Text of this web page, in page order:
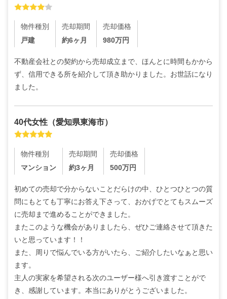
物件種別
戸建
売却期間
約6ヶ月
売却価格
980万円
不動産会社との契約から売却成立まで、ほんとに時間もかから
ず、信用できる所を紹介して頂き助かりました。お世話になり
ました。
40代女性 （愛知県東海市）
物件種別
マンション
売却期間
約3ヶ月
売却価格
500万円
初めての売却で分からないことだらけの中、ひとつひとつの質
問にもとても丁寧にお答え下さって、おかげでとてもスムーズ
に売却まで進めることができました。
またこのような機会がありましたら、ぜひご連絡させて頂きた
いと思っています！！
また、周りで悩んでいる方がいたら、ご紹介したいなぁと思い
ます。
主人の実家を希望される次のユーザー様へ引き渡すことがで
き、感謝しています。本当にありがとうございました。